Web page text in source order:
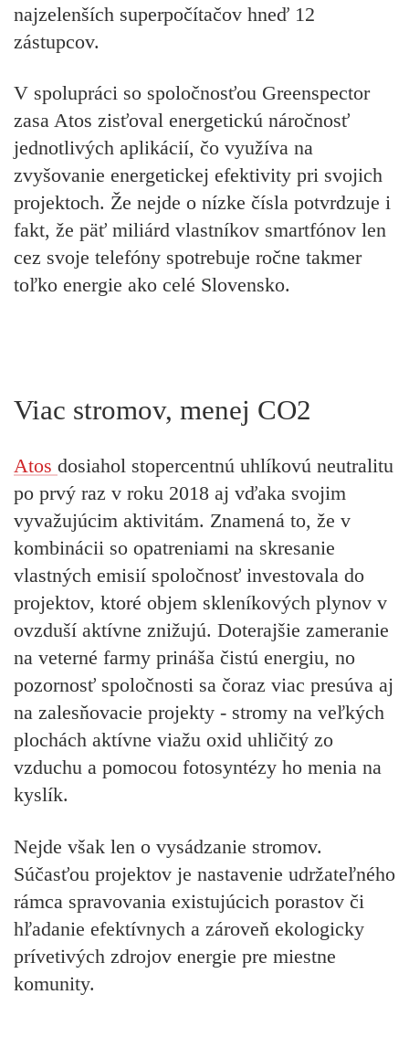
najzelenších superpočítačov hneď 12
zástupcov.
V spolupráci so spoločnosťou Greenspector
zasa Atos zisťoval energetickú náročnosť
jednotlivých aplikácií, čo využíva na
zvyšovanie energetickej efektivity pri svojich
projektoch. Že nejde o nízke čísla potvrdzuje i
fakt, že päť miliárd vlastníkov smartfónov len
cez svoje telefóny spotrebuje ročne takmer
toľko energie ako celé Slovensko.
Viac stromov, menej CO2
Atos dosiahol stopercentnú uhlíkovú neutralitu
po prvý raz v roku 2018 aj vďaka svojim
vyvažujúcim aktivitám. Znamená to, že v
kombinácii so opatreniami na skresanie
vlastných emisií spoločnosť investovala do
projektov, ktoré objem skleníkových plynov v
ovzduší aktívne znižujú. Doterajšie zameranie
na veterné farmy prináša čistú energiu, no
pozornosť spoločnosti sa čoraz viac presúva aj
na zalesňovacie projekty - stromy na veľkých
plochách aktívne viažu oxid uhličitý zo
vzduchu a pomocou fotosyntézy ho menia na
kyslík.
Nejde však len o vysádzanie stromov.
Súčasťou projektov je nastavenie udržateľného
rámca spravovania existujúcich porastov či
hľadanie efektívnych a zároveň ekologicky
prívetivých zdrojov energie pre miestne
komunity.